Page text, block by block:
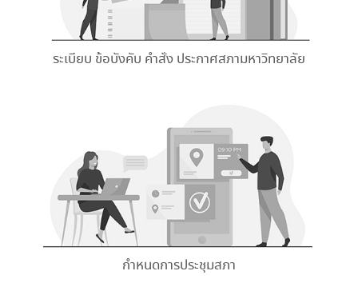
ระเบียบ ข้อบังคับ คำสั่ง ประกาศสภามหาวิทยาลัย
กำหนดการประชุมสภา